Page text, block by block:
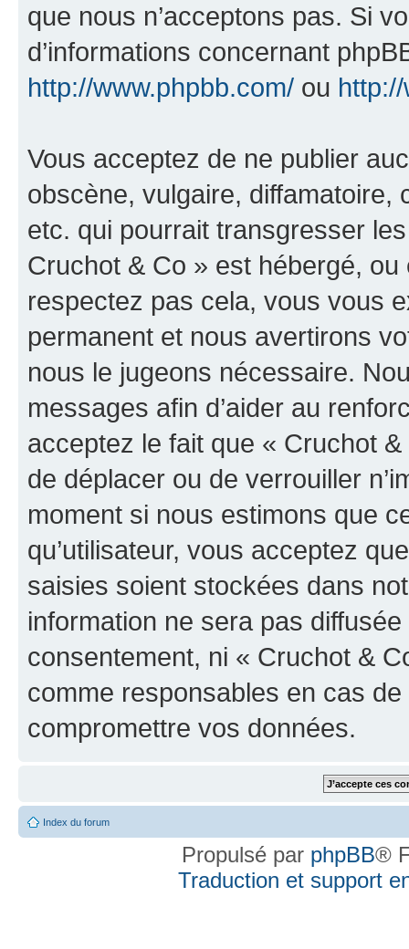
que nous n’acceptons pas. Si
d’informations concernant
http://www.phpbb.com/ ou
Vous acceptez de ne publier
obscène, vulgaire, diffamatoire,
etc. qui pourrait transgresser
Cruchot & Co » est hébergé,
respectez pas cela, vous vous
permanent et nous avertirons
nous le jugeons nécessaire.
messages afin d’aider au
acceptez le fait que « Cruchot
de déplacer ou de verrouiller
moment si nous estimons que
qu’utilisateur, vous acceptez
saisies soient stockées dans
information ne sera pas
consentement, ni « Cruchot &
comme responsables en cas
compromettre vos données.
Index du forum
Propulsé par phpBB®
Traduction et support